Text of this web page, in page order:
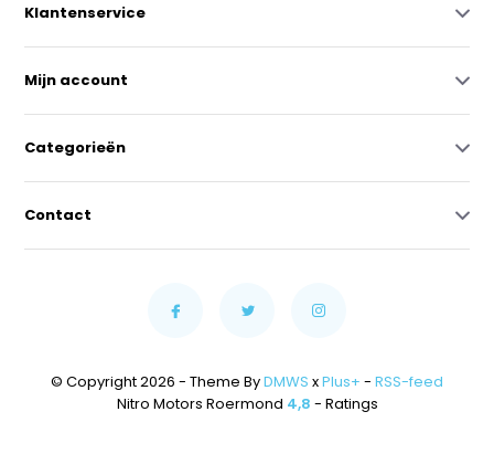
Klantenservice
Mijn account
Categorieën
Contact
© Copyright 2026 - Theme ByDMWS xPlus+ - RSS-feed
Nitro Motors Roermond 4,8 - Ratings